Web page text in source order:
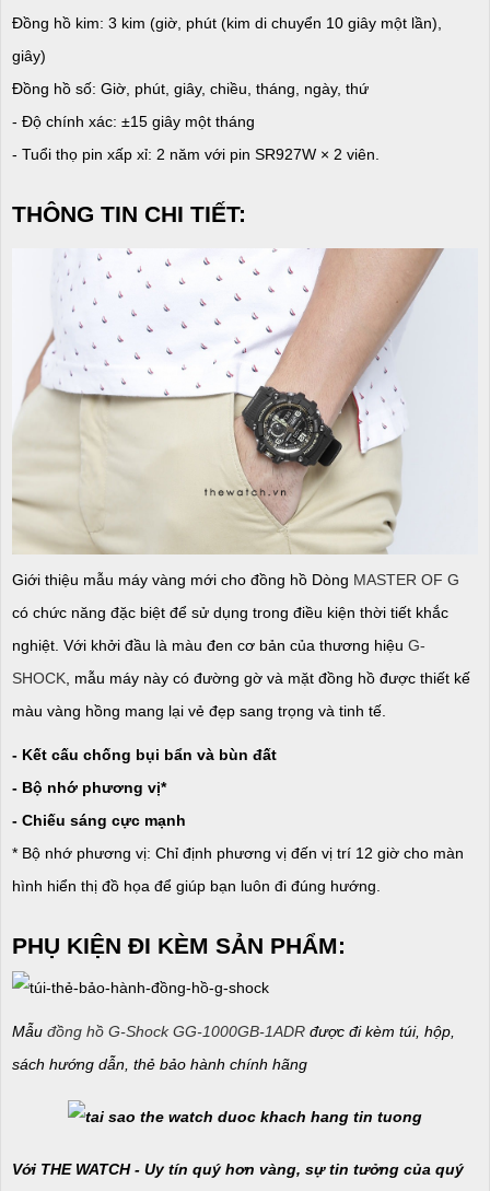
Đồng hồ kim: 3 kim (giờ, phút (kim di chuyển 10 giây một lần),
giây)
Đồng hồ số: Giờ, phút, giây, chiều, tháng, ngày, thứ
- Độ chính xác: ±15 giây một tháng
- Tuổi thọ pin xấp xỉ: 2 năm với pin SR927W × 2 viên.
THÔNG TIN CHI TIẾT:
Giới thiệu mẫu máy vàng mới cho đồng hồ Dòng MASTER OF G
có chức năng đặc biệt để sử dụng trong điều kiện thời tiết khắc
nghiệt. Với khởi đầu là màu đen cơ bản của thương hiệu G-
SHOCK , mẫu máy này có đường gờ và mặt đồng hồ được thiết kế
màu vàng hồng mang lại vẻ đẹp sang trọng và tinh tế.
- Kết cấu chống bụi bẩn và bùn đất
- Bộ nhớ phương vị*
- Chiếu sáng cực mạnh
* Bộ nhớ phương vị: Chỉ định phương vị đến vị trí 12 giờ cho màn
hình hiển thị đồ họa để giúp bạn luôn đi đúng hướng.
PHỤ KIỆN ĐI KÈM SẢN PHẨM:
Mẫu đồng hồ G-Shock GG-1000GB-1ADR được đi kèm túi, hộp,
sách hướng dẫn, thẻ bảo hành chính hãng
Với THE WATCH - Uy tín quý hơn vàng, sự tin tưởng của quý